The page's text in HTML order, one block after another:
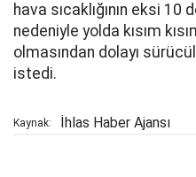
hava sıcaklığının eksi
nedeniyle yolda kısım
olmasından dolayı
istedi.
Kaynak: İhlas Haber Ajansı